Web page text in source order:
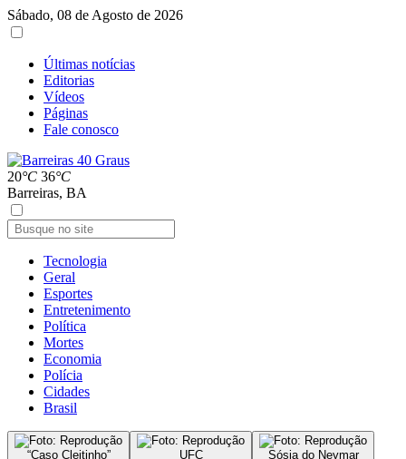
Sábado, 08 de Agosto de 2026
Últimas notícias
Editorias
Vídeos
Páginas
Fale conosco
20°C 36°C
Barreiras, BA
Tecnologia
Geral
Esportes
Entretenimento
Política
Mortes
Economia
Polícia
Cidades
Brasil
“Caso Cleitinho” UFC Sósia do Neymar